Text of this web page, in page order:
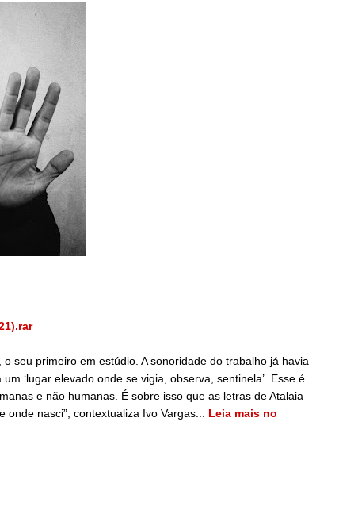
seu primeiro em estúdio. A sonoridade do trabalho já havia
‘lugar elevado onde se vigia, observa, sentinela’. Esse é
e não humanas. É sobre isso que as letras de Atalaia
nasci”, contextualiza Ivo Vargas... Leia mais no